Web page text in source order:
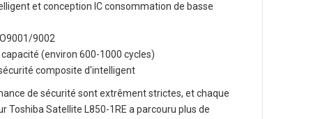
et conception IC consommation de basse
9002
(environ 600-1000 cycles)
composite d'intelligent
de sécurité sont extrêment strictes, et chaque
Toshiba Satellite L850-1RE a parcouru plus de